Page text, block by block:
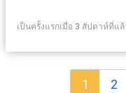
เป็นครั้งแรกเมื่อ 3 สัปดาห์ที่แล้
1 2